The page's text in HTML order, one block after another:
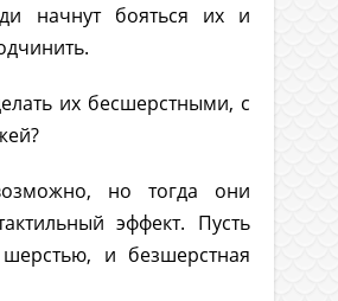
начнут бояться их и
их бесшерстными, с
но тогда они
эффект. Пусть
и безшерстная